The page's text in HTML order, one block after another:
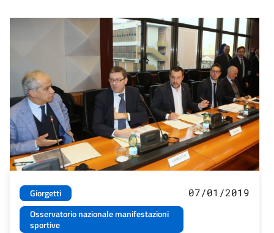
Giorgetti
Osservatorio nazionale manifestazioni
sportive
07/01/2019